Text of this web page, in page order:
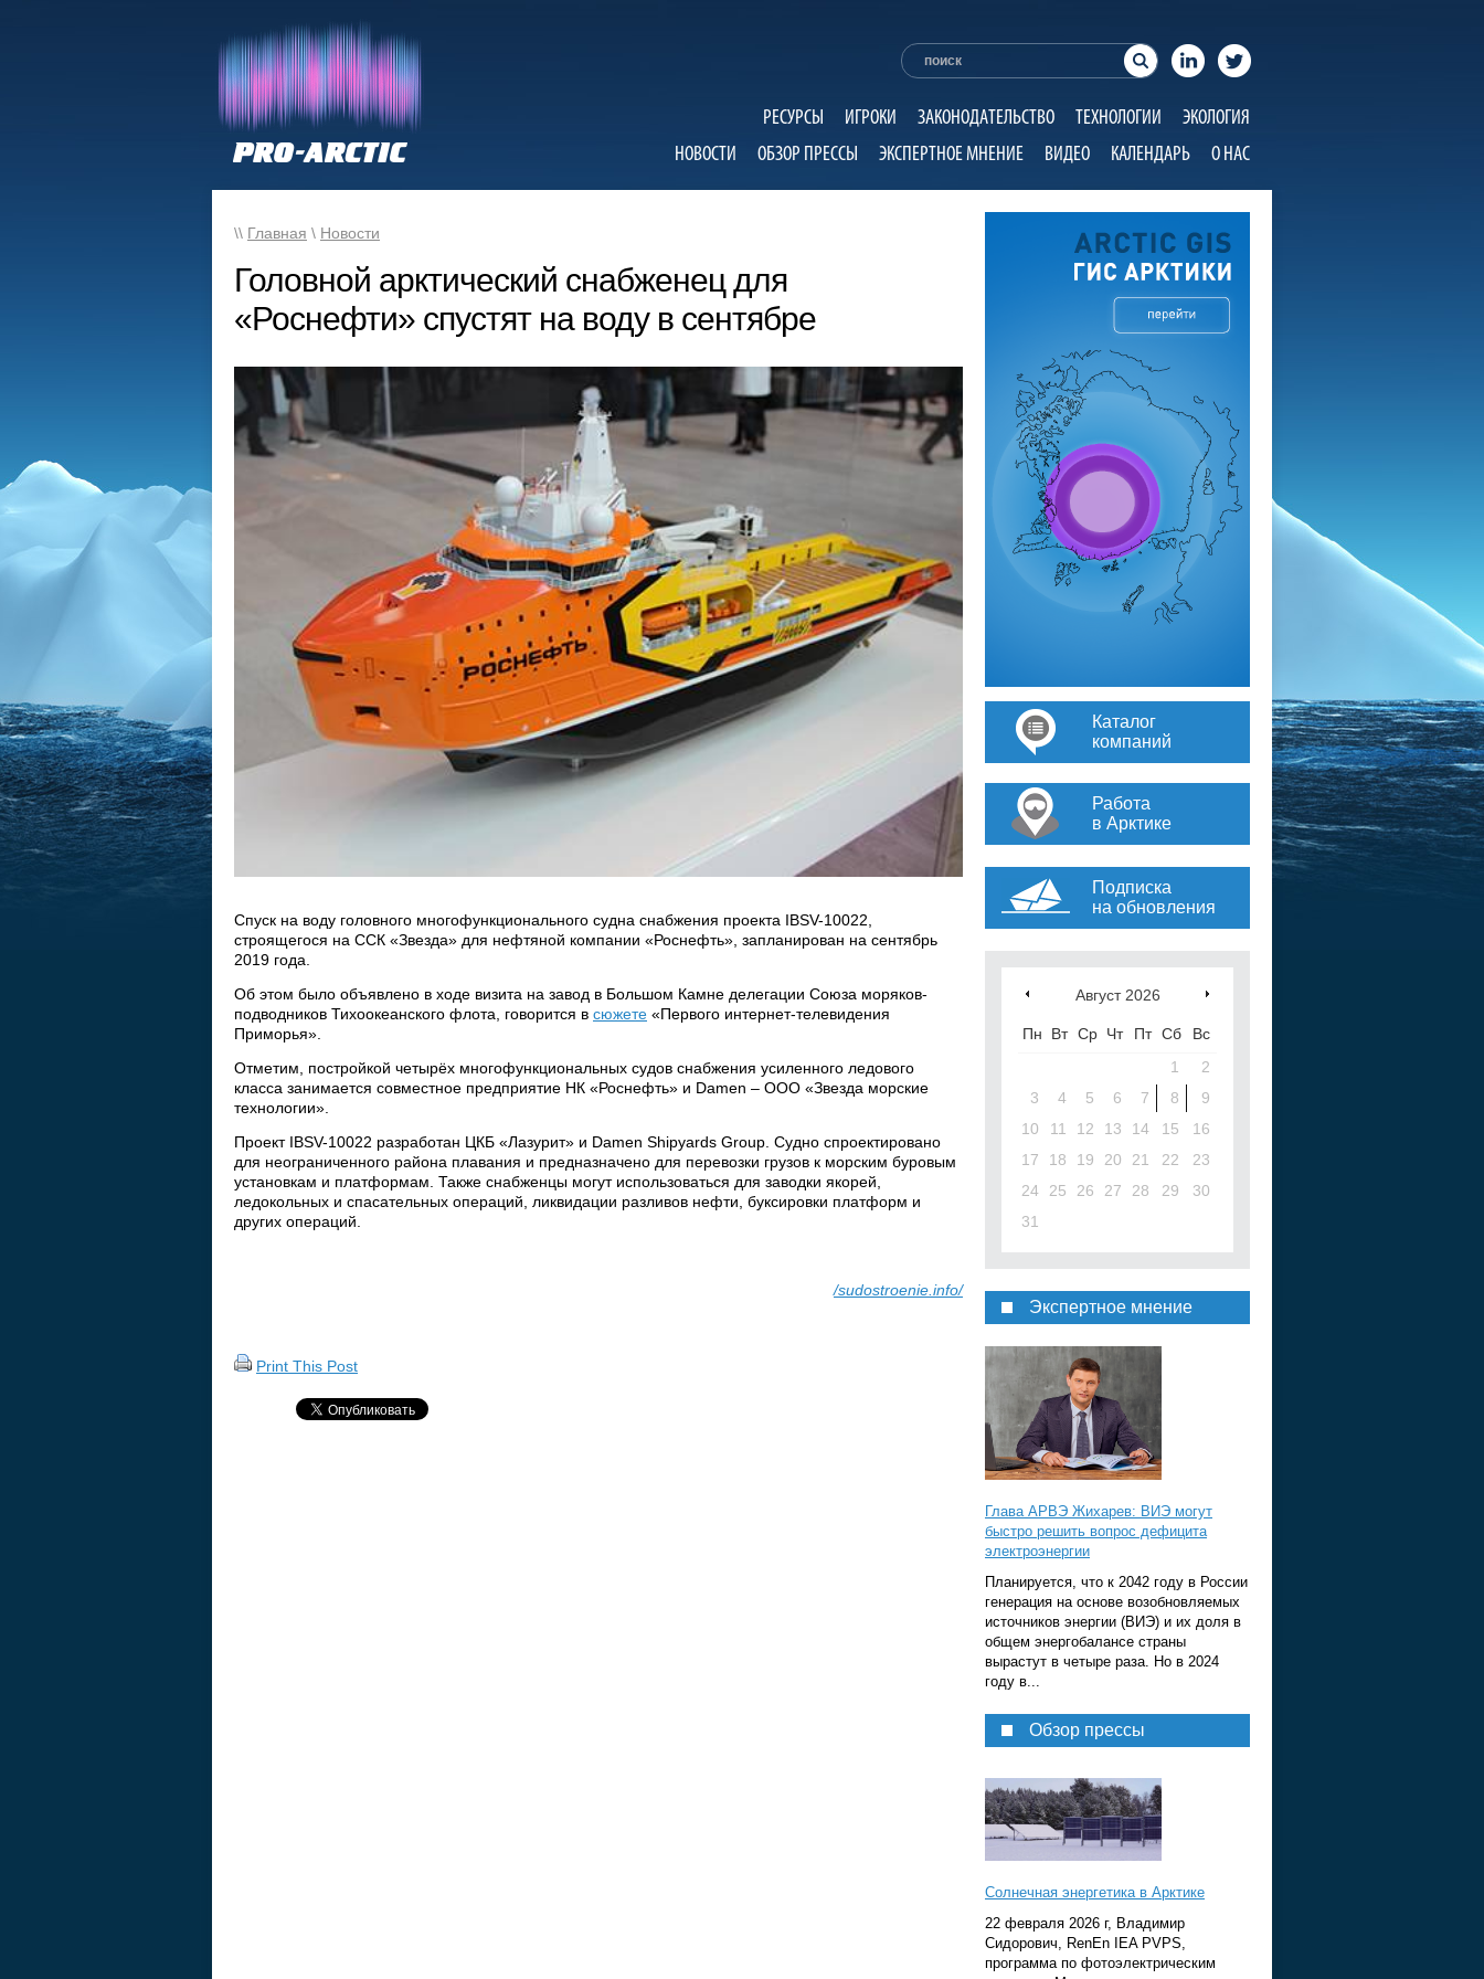
РЕСУРСЫ ИГРОКИ ЗАКОНОДАТЕЛЬСТВО ТЕХНОЛОГИИ
ЭКОЛОГИЯ
НОВОСТИ
ОБЗОР ПРЕССЫ ЭКСПЕРТНОЕ МНЕНИЕ ВИДЕО КАЛЕНДАРЬ О НАС
\\ Главная \ Новости
Головной арктический снабженец для
«Роснефти» спустят на воду в сентябре
Спуск на воду головного многофункционального судна снабжения проекта IBSV-10022,
строящегося на ССК «Звезда» для нефтяной компании «Роснефть», запланирован на сентябрь
2019 года.
Об этом было объявлено в ходе визита на завод в Большом Камне делегации Союза моряков-
подводников Тихоокеанского флота, говорится в сюжете «Первого интернет-телевидения
Приморья».
Отметим, постройкой четырёх многофункциональных судов снабжения усиленного ледового
класса занимается совместное предприятие НК «Роснефть» и Damen – ООО «Звезда морские
технологии».
Проект IBSV-10022 разработан ЦКБ «Лазурит» и Damen Shipyards Group. Судно спроектировано
для неограниченного района плавания и предназначено для перевозки грузов к морским буровым
установкам и платформам. Также снабженцы могут использоваться для заводки якорей,
ледокольных и спасательных операций, ликвидации разливов нефти, буксировки платформ и
других операций.
/sudostroenie.info/
Print This Post
Каталог
компаний
Работа
в Арктике
Подписка
на обновления
Август 2026
Пн Вт Ср Чт Пт Сб
Вс
1
2
3
4 5 6 7 8
9
10
11 12 13 14 15
16
17
18 19 20 21 22
23
24
25 26 27 28 29
30
31
Экспертное мнение
Глава АРВЭ Жихарев: ВИЭ могут
быстро решить вопрос дефицита
электроэнергии
Планируется, что к 2042 году в России
генерация на основе возобновляемых
источников энергии (ВИЭ) и их доля в
общем энергобалансе страны
вырастут в четыре раза. Но в 2024
году в...
Обзор прессы
Солнечная энергетика в Арктике
22 февраля 2026 г, Владимир
Сидорович, RenEn IEA PVPS,
программа по фотоэлектрическим